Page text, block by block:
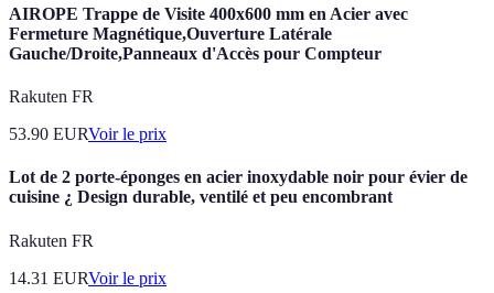
AIROPE Trappe de Visite 400x600 mm en Acier avec
Fermeture Magnétique,Ouverture Latérale
Gauche/Droite,Panneaux d'Accès pour Compteur
Rakuten FR
53.90 EURVoir le prix
Lot de 2 porte-éponges en acier inoxydable noir pour évier de
cuisine ¿ Design durable, ventilé et peu encombrant
Rakuten FR
14.31 EURVoir le prix